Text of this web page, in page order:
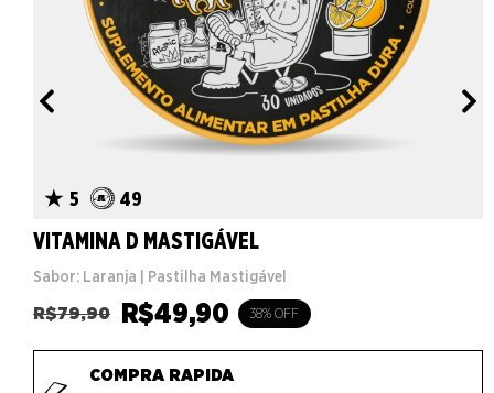
5 49
VITAMINA D MASTIGÁVEL
Sabor: Laranja | Pastilha Mastigável
R$79,90 R$49,90 38% OFF
COMPRA RAPIDA